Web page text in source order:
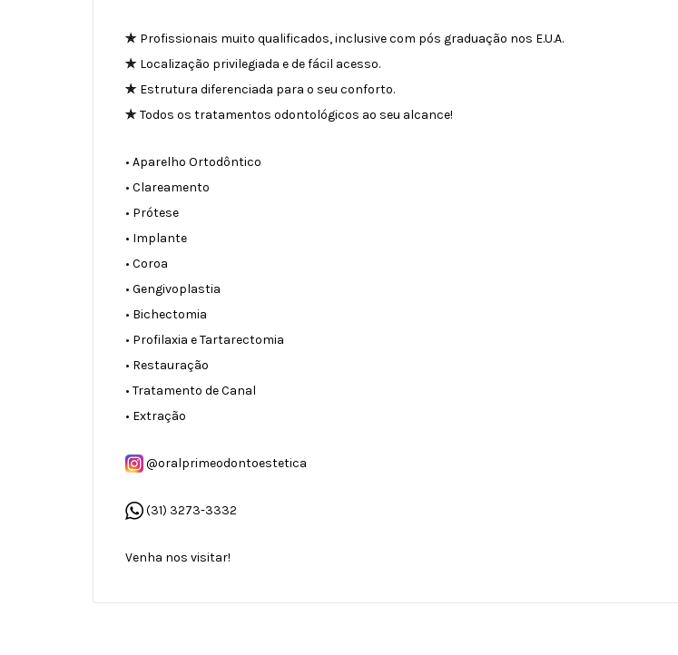
✯ Profissionais muito qualificados, inclusive com pós graduação nos E.U.A.
✯ Localização privilegiada e de fácil acesso.
✯ Estrutura diferenciada para o seu conforto.
✯Todos os tratamentos odontológicos ao seu alcance!
• Aparelho Ortodôntico
• Clareamento
• Prótese
• Implante
• Coroa
• Gengivoplastia
• Bichectomia
• Profilaxia e Tartarectomia
• Restauração
• Tratamento de Canal
• Extração
@oralprimeodontoestetica
(31) 3273-3332
Venha nos visitar!